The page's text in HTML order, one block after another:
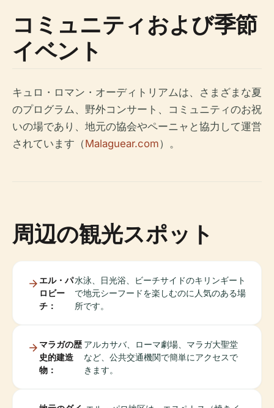
コミュニティおよび季節
イベント
キュロ・ロマン・オーディトリアムは、さまざまな夏
のプログラム、野外コンサート、コミュニティのお祝
いの場であり、地元の協会やペーニャと協力して運営
されています（Malaguear.com）。
周辺の観光スポット
エル・パ
ロビー
チ：
水泳、日光浴、ビーチサイドのキリンギート
で地元シーフードを楽しむのに人気のある場
所です。
マラガの歴
史的建造
物：
アルカサバ、ローマ劇場、マラガ大聖堂
など、公共交通機関で簡単にアクセスで
きます。